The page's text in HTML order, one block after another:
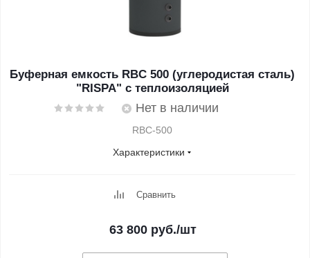
Буферная емкость RBС 500 (углеродистая сталь)
"RISPA" с теплоизоляцией
Нет в наличии
RBC-500
Характеристики
Сравнить
63 800руб./шт